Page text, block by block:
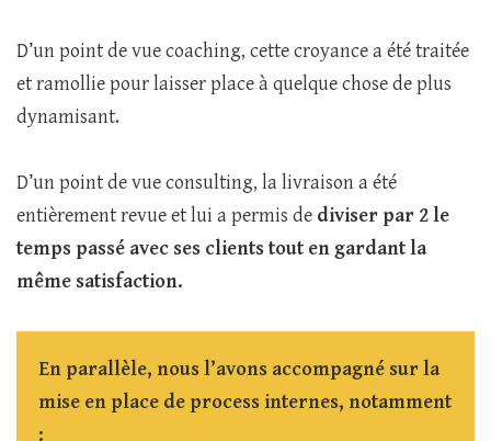
D’un point de vue coaching, cette croyance a été traitée
et ramollie pour laisser place à quelque chose de plus
dynamisant.
D’un point de vue consulting, la livraison a été
entièrement revue et lui a permis de diviser par 2 le
temps passé avec ses clients tout en gardant la
même satisfaction.
En parallèle, nous l’avons accompagné sur la
mise en place de process internes, notamment
: